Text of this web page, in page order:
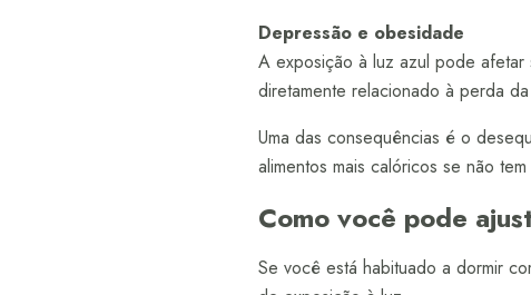
Depressão e obesidade
A exposição à luz azul pode afetar
diretamente relacionado à perda
Uma das consequências é o
alimentos mais calóricos se não
Como você pode
Se você está habituado a dormir